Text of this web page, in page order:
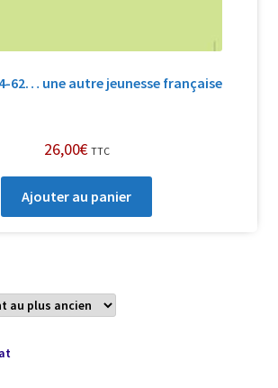
62… une autre jeunesse française
26,00€ TTC
Ajouter au panier